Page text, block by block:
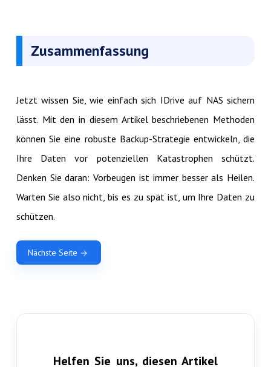
Zusammenfassung
Jetzt wissen Sie, wie einfach sich IDrive auf NAS sichern
lässt. Mit den in diesem Artikel beschriebenen Methoden
können Sie eine robuste Backup-Strategie entwickeln, die
Ihre Daten vor potenziellen Katastrophen schützt.
Denken Sie daran: Vorbeugen ist immer besser als Heilen.
Warten Sie also nicht, bis es zu spät ist, um Ihre Daten zu
schützen.
Nächste Seite
Helfen Sie uns, diesen Artikel